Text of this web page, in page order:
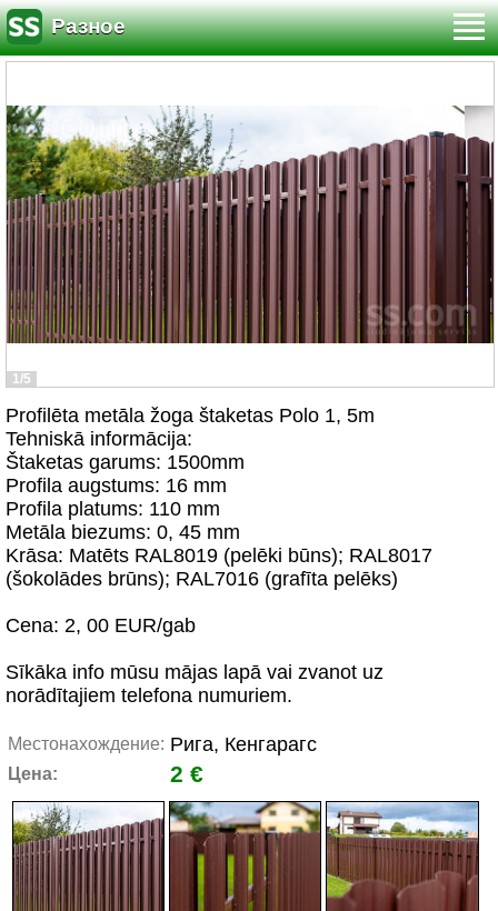
Разное
1/5
Profilēta metāla žoga štaketas Polo 1, 5m
Tehniskā informācija:
Štaketas garums: 1500mm
Profila augstums: 16 mm
Profila platums: 110 mm
Metāla biezums: 0, 45 mm
Krāsa: Matēts RAL8019 (pelēki būns); RAL8017
(šokolādes brūns); RAL7016 (grafīta pelēks)
Cena: 2, 00 EUR/gab
Sīkāka info mūsu mājas lapā vai zvanot uz
norādītajiem telefona numuriem.
Местонахождение: Рига, Кенгарагс
Цена: 2 €